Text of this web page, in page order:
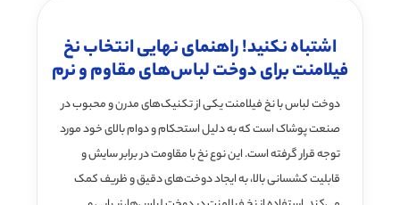
اشتباه نکنید! راهنمای نهایی انتخاب نخ
فیلامنت برای دوخت لباس‌های مقاوم و نرم
دوخت لباس با نخ فیلامنت یکی از تکنیک‌های مدرن و محبوب در
صنعت پوشاک است که به دلیل استحکام و دوام بالای خود مورد
توجه قرار گرفته است. این نوع نخ با مقاومت در برابر سایش و
قابلیت کشسانی بالا، به ایجاد دوخت‌های دقیق و ظریف کمک